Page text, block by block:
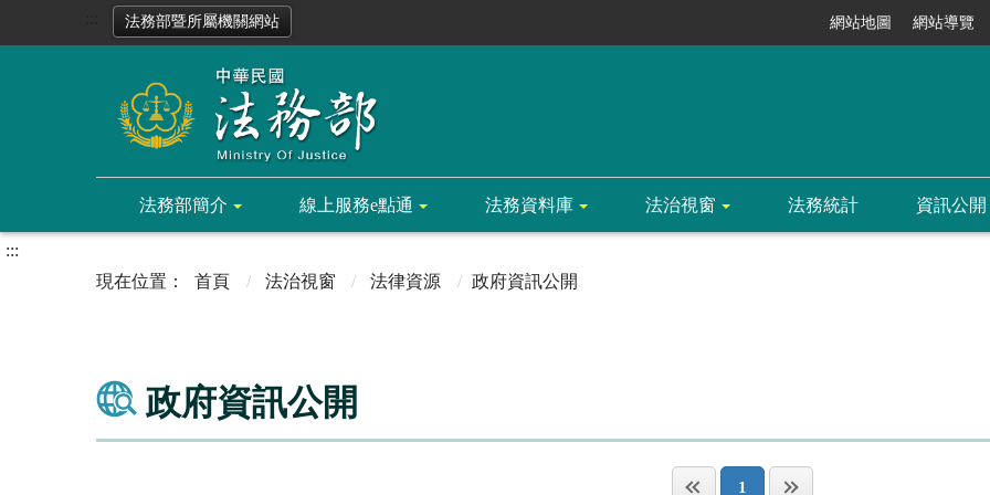
法務部暨所屬機關網站 網站地圖 網站導覽
法務部簡介 線上服務e點通 法務資料庫 法治視窗 法務統計 資訊公開
:::
首頁
法治視窗 法律資源 政府資訊公開
政府資訊公開
1